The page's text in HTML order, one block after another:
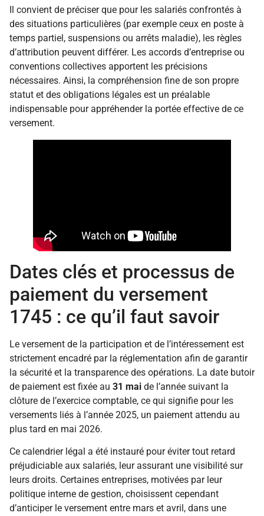
Il convient de préciser que pour les salariés confrontés à
des situations particulières (par exemple ceux en poste à
temps partiel, suspensions ou arrêts maladie), les règles
d’attribution peuvent différer. Les accords d’entreprise ou
conventions collectives apportent les précisions
nécessaires. Ainsi, la compréhension fine de son propre
statut et des obligations légales est un préalable
indispensable pour appréhender la portée effective de ce
versement.
Dates clés et processus de
paiement du versement
1745 : ce qu’il faut savoir
Le versement de la participation et de l’intéressement est
strictement encadré par la réglementation afin de garantir
la sécurité et la transparence des opérations. La date butoir
de paiement est fixée au 31 mai de l’année suivant la
clôture de l’exercice comptable, ce qui signifie pour les
versements liés à l’année 2025, un paiement attendu au
plus tard en mai 2026.
Ce calendrier légal a été instauré pour éviter tout retard
préjudiciable aux salariés, leur assurant une visibilité sur
leurs droits. Certaines entreprises, motivées par leur
politique interne de gestion, choisissent cependant
d’anticiper le versement entre mars et avril, dans une